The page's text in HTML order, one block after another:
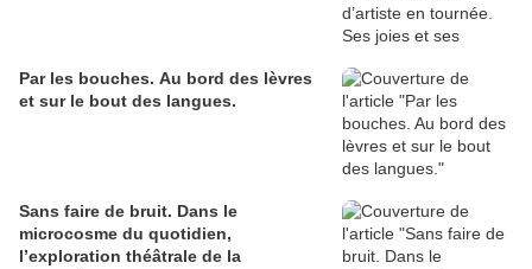
Par les bouches. Au bord des lèvres
et sur le bout des langues.
Sans faire de bruit. Dans le
microcosme du quotidien,
l’exploration théâtrale de la